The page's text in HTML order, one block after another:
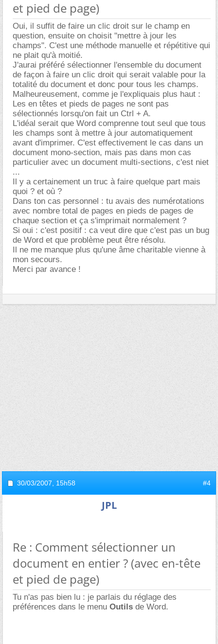
et pied de page)
Oui, il suffit de faire un clic droit sur le champ en
question, ensuite on choisit "mettre à jour les
champs". C'est une méthode manuelle et répétitive qui
ne plait qu'à moitié.
J'aurai préféré sélectionner l'ensemble du document
de façon à faire un clic droit qui serait valable pour la
totalité du document et donc pour tous les champs.
Malheureusement, comme je l'expliquais plus haut :
Les en têtes et pieds de pages ne sont pas
sélectionnés lorsqu'on fait un Ctrl + A.
L'idéal serait que Word comprenne tout seul que tous
les champs sont à mettre à jour automatiquement
avant d'imprimer. C'est effectivement le cas dans un
document mono-section, mais pas dans mon cas
particulier avec un document multi-sections, c'est niet
...
Il y a certainement un truc à faire quelque part mais
quoi ? et où ?
Dans ton cas personnel : tu avais des numérotations
avec nombre total de pages en pieds de pages de
chaque section et ça s'imprimait normalement ?
Si oui : c'est positif : ca veut dire que c'est pas un bug
de Word et que problème peut être résolu.
Il ne me manque plus qu'une âme charitable vienne à
mon secours.
Merci par avance !
30/03/2007, 15h58 #4
JPL
Re : Comment sélectionner un
document en entier ? (avec en-tête
et pied de page)
Tu n'as pas bien lu : je parlais du réglage des
préférences dans le menu Outils de Word.